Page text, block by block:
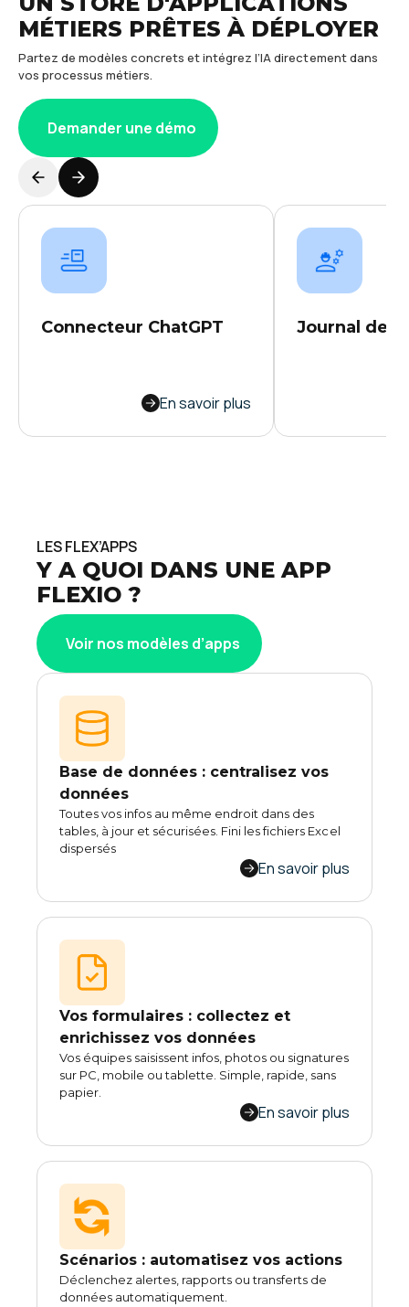
MÉTIERS PRÊTES À DÉPLOYER
Partez de modèles concrets et intégrez l’IA directement dans
vos processus métiers.
Demander une démo
Connecteur ChatGPT
production, mais il ne couvre
En savoir plus
Journal de
LES FLEX’APPS
Y A QUOI DANS UNE APP
FLEXIO ?
Voir nos modèles d’apps
Base de données : centralisez vos
données
Toutes vos infos au même endroit dans des
tables, à jour et sécurisées. Fini les fichiers Excel
dispersés
En savoir plus
Vos formulaires : collectez et
enrichissez vos données
Vos équipes saisissent infos, photos ou signatures
sur PC, mobile ou tablette. Simple, rapide, sans
papier.
En savoir plus
Scénarios : automatisez vos actions
Déclenchez alertes, rapports ou transferts de
données automatiquement.